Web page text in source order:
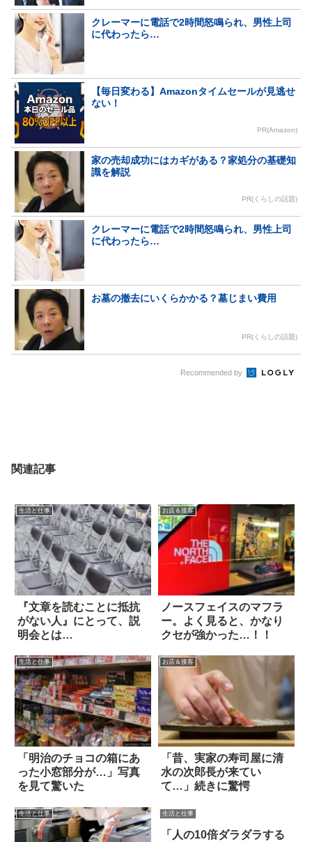
クレーマーに電話で2時間怒鳴られ、男性上司
に代わったら…
【毎日変わる】Amazonタイムセールが見逃せ
ない！
PR(Amazon)
家の売却成功にはカギがある？家処分の基礎知
識を解説
PR(くらしの話題)
クレーマーに電話で2時間怒鳴られ、男性上司
に代わったら…
お墓の撤去にいくらかかる？墓じまい費用
PR(くらしの話題)
Recommended by
関連記事
生活と仕事
『文章を読むことに抵抗
がない人』にとって、説
明会とは…
お店＆接客
ノースフェイスのマフラ
ー。よく見ると、かなり
クセが強かった…！！
生活と仕事
「明治のチョコの箱にあ
った小窓部分が…」写真
を見て驚いた
お店＆接客
「昔、実家の寿司屋に清
水の次郎長が来てい
て…」続きに驚愕
生活と仕事 生活と仕事
「人の10倍ダラダラする